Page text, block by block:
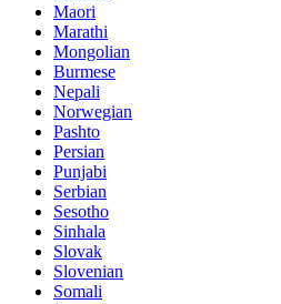
Maori
Marathi
Mongolian
Burmese
Nepali
Norwegian
Pashto
Persian
Punjabi
Serbian
Sesotho
Sinhala
Slovak
Slovenian
Somali